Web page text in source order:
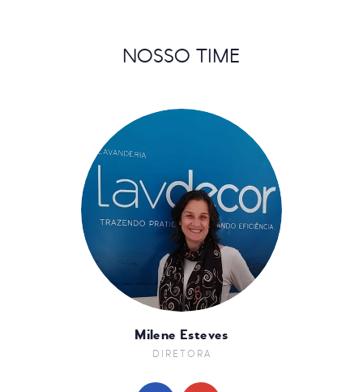
NOSSO TIME
Milene Esteves
DIRETORA